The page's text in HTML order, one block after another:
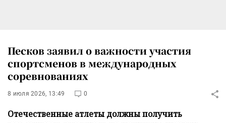
Песков заявил о важности участия
спортсменов в международных
соревнованиях
8 июля 2026, 13:49 0
Отечественные атлеты должны получить